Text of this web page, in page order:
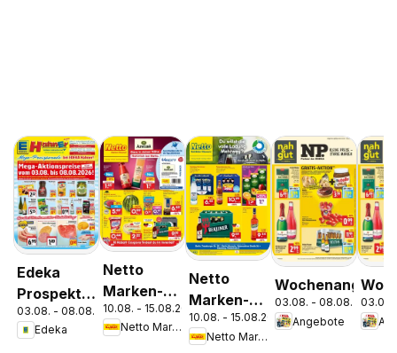
Edeka
Prospekt
Parchim
03.08. - 08.08.2026
Edeka
Netto
Marken-
Discount
Prospekt
10.08. - 15.08.2026
Netto Marken-Discount
Netto
Marken-
Discount
Prospekt
10.08. - 15.08.2026
Netto Marken-Discount
03.08. - 08.08.2026
Angebote
03.08.